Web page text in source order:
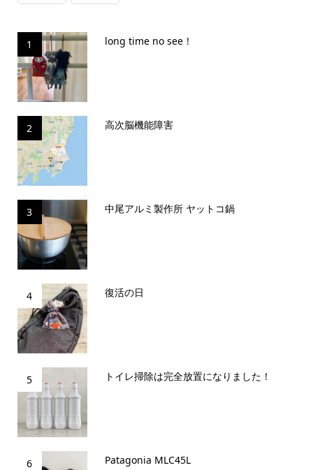
1 long time no see！
2 高次脳機能障害
3 中尾アルミ製作所 ヤットコ鍋
4 復活の日
5 トイレ掃除は完全放置になりました！
6 Patagonia MLC45L